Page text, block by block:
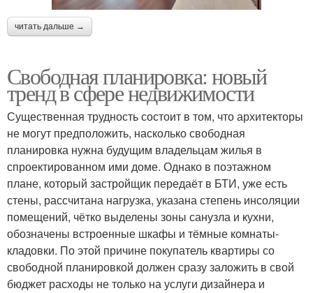
читать дальше →
Свободная планировка: новый
тренд в сфере недвижимости
Существенная трудность состоит в том, что архитекторы
не могут предположить, насколько свободная
планировка нужна будущим владельцам жилья в
спроектированном ими доме. Однако в поэтажном
плане, который застройщик передаёт в БТИ, уже есть
стены, рассчитана нагрузка, указана степень инсоляции
помещений, чётко выделены зоны санузла и кухни,
обозначены встроенные шкафы и тёмные комнаты-
кладовки. По этой причине покупатель квартиры со
свободной планировкой должен сразу заложить в свой
бюджет расходы не только на услуги дизайнера и